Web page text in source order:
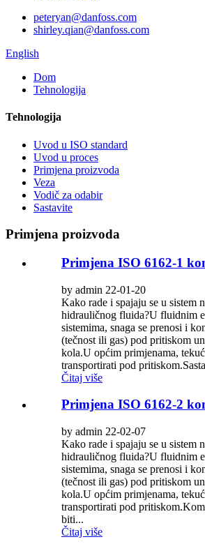
peteryan@danfoss.com
shirley.qian@danfoss.com
English
Dom
Tehnologija
Tehnologija
Uvod u ISO standard
Uvod u proces
Primjena proizvoda
Veza
Vodič za odabir
Sastavite
Primjena proizvoda
Primjena ISO 6162-1
by admin 22-01-20
Kako rade i spajaju se u sistem
hidrauličnog fluida?U fluidnim
sistemima, snaga se prenosi i
(tečnost ili gas) pod pritiskom
kola.U općim primjenama,
transportirati pod
Čitaj više
Primjena ISO 6162-2
by admin 22-02-07
Kako rade i spajaju se u sistem
hidrauličnog fluida?U fluidnim
sistemima, snaga se prenosi i
(tečnost ili gas) pod pritiskom
kola.U općim primjenama,
transportirati pod
biti...
Čitaj više